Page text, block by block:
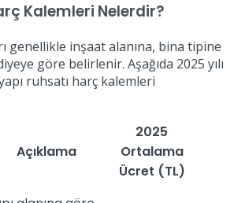
Kalemleri Nelerdir?
genellikle inşaat alanına, bina tipine
göre belirlenir. Aşağıda 2025 yılı
ruhsatı harç kalemleri
Açıklama
2025
Ortalama
Ücret (TL)